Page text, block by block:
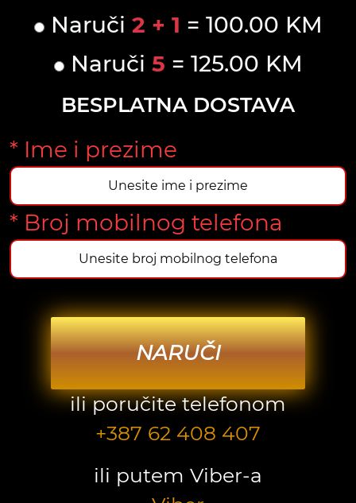
Naruči 2 + 1 = 100.00 KM
Naruči 5 = 125.00 KM
BESPLATNA DOSTAVA
* Ime i prezime
* Broj mobilnog telefona
NARUČI
ili poručite telefonom
+387 62 408 407
ili putem Viber-a